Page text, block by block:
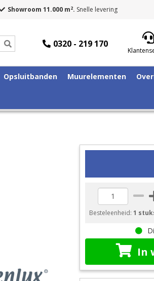
Showroom 11.000 m2. Snelle levering
0320 - 219 170
Opsluitbanden Muurelementen
Besteleenheid:1
In